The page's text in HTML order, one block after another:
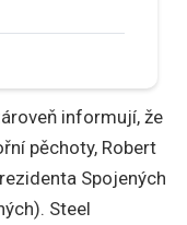
informují, že
pěchoty, Robert
Spojených
Steel